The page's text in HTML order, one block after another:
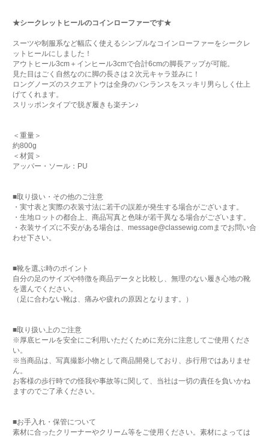
★シークレットヒールのコインローファーです★
スーツや制服系など幅広く使えるシンプルなコインローファーをシークレ
ットヒールにしました！
アウトヒール3cm＋インヒール3cmで合計6cmの脚長アップが可能。
見た目はごく自然なのに脚の長さは２次元キャラ並みに！
ロングノーズのスクエアトウは全身のバンランスをスッキリ男らしく仕上
げてくれます。
スリッポンタイプで脱ぎ履きも楽チン♪
＜重量＞
約800g
＜材質＞
アッパー・ソール：PU
■取り扱い・その他のご注意
・実寸表と実際の衣装寸法に若干の誤差が発生する場合がございます。
・生地ロットの都合上、商品写真と色味が若干異なる場合がございます。
・衣装サイズに不安がある場合は、message@classewig.comまでお問い合
わせ下さい。
■靴を選ぶ時のポイント
自分の足のサイズや特徴を商品データと比較し、無理のない履き心地の靴
を選んでください。
（足に合わない靴は、痛みや疲れの原因となります。）
■取り扱い上のご注意
※厚底ヒールを安全にご利用いただくために充分に注意してご使用くださ
い。
※当商品は、写真撮影小物として商品開発しており、歩行用ではありませ
ん。
お客様の歩行時での怪我や事故等に関して、当社は一切の責任を負いかね
ますのでご了承ください。
■お手入れ・保管について
素材に合ったクリーナーやクリーム等をご使用ください。素材によっては